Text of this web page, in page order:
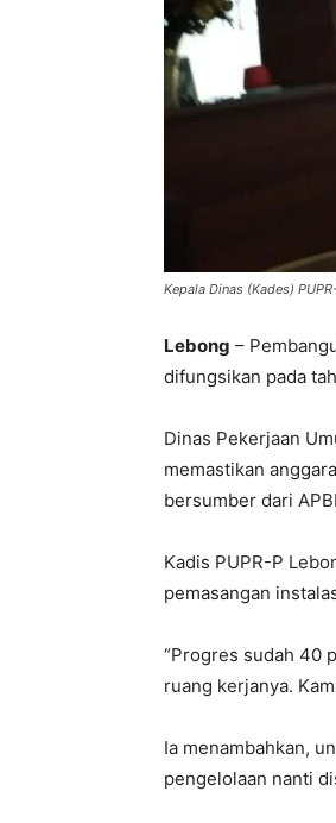
Kepala Dinas (Kades)
Lebong –
difungsikan pada
Dinas Pekerjaan
memastikan
bersumber dari
Kadis PUPR-P
pemasangan
“Progres sudah 40
ruang kerjanya.
Ia menambahkan,
pengelolaan nanti